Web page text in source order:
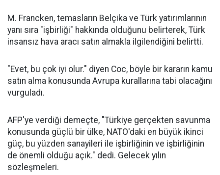
M. Francken, temasların Belçika ve Türk yatırımlarının
yanı sıra "işbirliği" hakkında olduğunu belirterek, Türk
insansız hava aracı satın almakla ilgilendiğini belirtti.
"Evet, bu çok iyi olur." diyen Coc, böyle bir kararın kamu
satın alma konusunda Avrupa kurallarına tabi olacağını
vurguladı.
AFP'ye verdiği demeçte, "Türkiye gerçekten savunma
konusunda güçlü bir ülke, NATO'daki en büyük ikinci
güç, bu yüzden sanayileri ile işbirliğinin ve işbirliğinin
de önemli olduğu açık." dedi. Gelecek yılın
sözleşmeleri.